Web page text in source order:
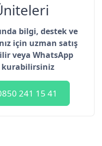
bilgi, destek ve
için uzman satış
veya WhatsApp
kurabilirsiniz
241 15 41